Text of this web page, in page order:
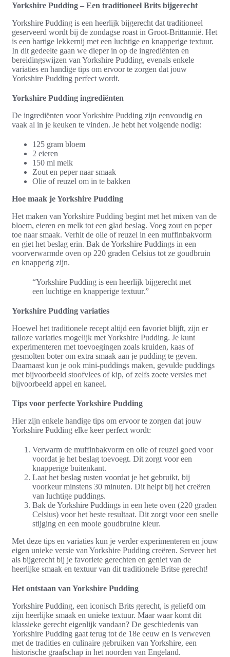
Yorkshire Pudding – Een traditioneel Brits bijgerecht
Yorkshire Pudding is een heerlijk bijgerecht dat traditioneel
geserveerd wordt bij de zondagse roast in Groot-Brittannië. Het
is een hartige lekkernij met een luchtige en knapperige textuur.
In dit gedeelte gaan we dieper in op de ingrediënten en
bereidingswijzen van Yorkshire Pudding, evenals enkele
variaties en handige tips om ervoor te zorgen dat jouw
Yorkshire Pudding perfect wordt.
Yorkshire Pudding ingrediënten
De ingrediënten voor Yorkshire Pudding zijn eenvoudig en
vaak al in je keuken te vinden. Je hebt het volgende nodig:
125 gram bloem
2 eieren
150 ml melk
Zout en peper naar smaak
Olie of reuzel om in te bakken
Hoe maak je Yorkshire Pudding
Het maken van Yorkshire Pudding begint met het mixen van de
bloem, eieren en melk tot een glad beslag. Voeg zout en peper
toe naar smaak. Verhit de olie of reuzel in een muffinbakvorm
en giet het beslag erin. Bak de Yorkshire Puddings in een
voorverwarmde oven op 220 graden Celsius tot ze goudbruin
en knapperig zijn.
“Yorkshire Pudding is een heerlijk bijgerecht met
een luchtige en knapperige textuur.”
Yorkshire Pudding variaties
Hoewel het traditionele recept altijd een favoriet blijft, zijn er
talloze variaties mogelijk met Yorkshire Pudding. Je kunt
experimenteren met toevoegingen zoals kruiden, kaas of
gesmolten boter om extra smaak aan je pudding te geven.
Daarnaast kun je ook mini-puddings maken, gevulde puddings
met bijvoorbeeld stoofvlees of kip, of zelfs zoete versies met
bijvoorbeeld appel en kaneel.
Tips voor perfecte Yorkshire Pudding
Hier zijn enkele handige tips om ervoor te zorgen dat jouw
Yorkshire Pudding elke keer perfect wordt:
Verwarm de muffinbakvorm en olie of reuzel goed voor
voordat je het beslag toevoegt. Dit zorgt voor een
knapperige buitenkant.
Laat het beslag rusten voordat je het gebruikt, bij
voorkeur minstens 30 minuten. Dit helpt bij het creëren
van luchtige puddings.
Bak de Yorkshire Puddings in een hete oven (220 graden
Celsius) voor het beste resultaat. Dit zorgt voor een snelle
stijging en een mooie goudbruine kleur.
Met deze tips en variaties kun je verder experimenteren en jouw
eigen unieke versie van Yorkshire Pudding creëren. Serveer het
als bijgerecht bij je favoriete gerechten en geniet van de
heerlijke smaak en textuur van dit traditionele Britse gerecht!
Het ontstaan van Yorkshire Pudding
Yorkshire Pudding, een iconisch Brits gerecht, is geliefd om
zijn heerlijke smaak en unieke textuur. Maar waar komt dit
klassieke gerecht eigenlijk vandaan? De geschiedenis van
Yorkshire Pudding gaat terug tot de 18e eeuw en is verweven
met de tradities en culinaire gebruiken van Yorkshire, een
historische graafschap in het noorden van Engeland.